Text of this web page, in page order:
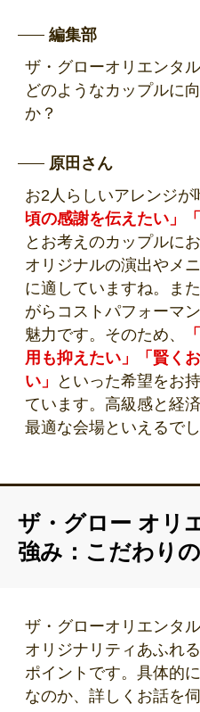
編集部
ザ・グローオリエンタ
どのようなカップルに
か？
原田さん
お2人らしいアレンジが
頃の感謝を伝えたい」
とお考えのカップルに
オリジナルの演出やメ
に適していますね。ま
がらコストパフォーマ
魅力です。そのため、
用も抑えたい」「賢く
い」
といった希望をお
ています。高級感と経
最適な会場といえるでし
ザ・グロー オリ
強み：こだわり
ザ・グローオリエンタ
オリジナリティあふれ
ポイントです。具体的
なのか、詳しくお話を伺